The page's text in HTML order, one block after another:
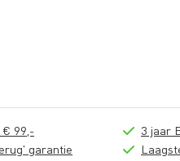
€ 99,-
garantie
3 jaar